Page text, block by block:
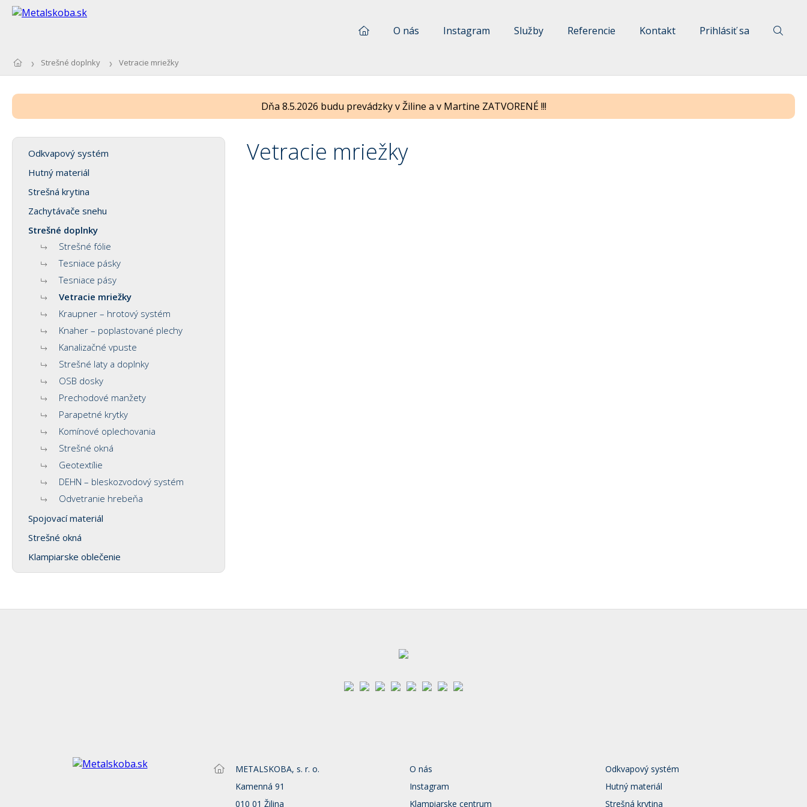
O nás Instagram Služby Referencie Kontakt Prihlásiť sa
Strešné doplnky Vetracie mriežky
Dňa 8.5.2026 budu prevádzky v Žiline a v Martine ZATVORENÉ !!!
Odkvapový systém
Hutný materiál
Strešná krytina
Zachytávače snehu
Strešné doplnky
Strešné fólie
Tesniace pásky
Tesniace pásy
Vetracie mriežky
Kraupner – hrotový systém
Knaher – poplastované plechy
Kanalizačné vpuste
Strešné laty a doplnky
OSB dosky
Prechodové manžety
Parapetné krytky
Komínové oplechovania
Strešné okná
Geotextílie
DEHN – bleskozvodový systém
Odvetranie hrebeňa
Spojovací materiál
Strešné okná
Klampiarske oblečenie
Vetracie mriežky
METALSKOBA, s. r. o.
Kamenná 91
010 01 Žilina
O nás
Instagram
Klampiarske centrum
Odkvapový systém
Hutný materiál
Strešná krytina